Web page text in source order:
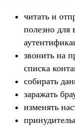
читать и
полезно для
звонить на
списка
собирать
заражать
изменять